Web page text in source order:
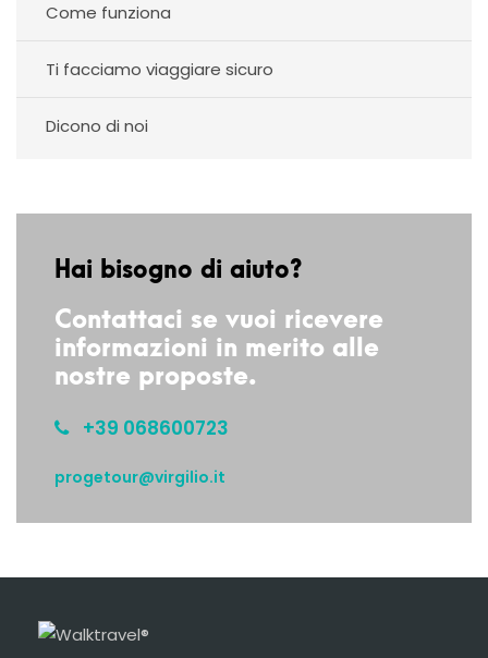
Come funziona
Ti facciamo viaggiare sicuro
Dicono di noi
Hai bisogno di aiuto?
Contattaci se vuoi ricevere
informazioni in merito alle
nostre proposte.
+39 068600723
progetour@virgilio.it